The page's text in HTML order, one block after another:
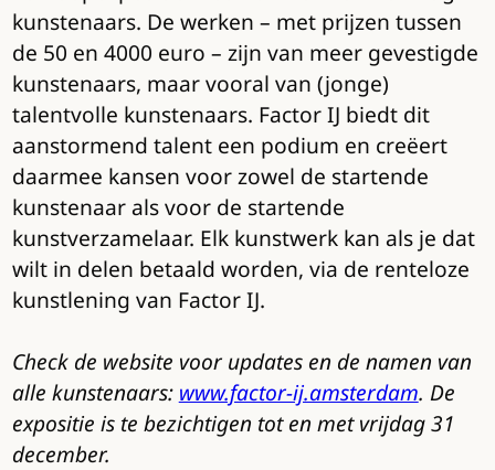
kunstenaars. De werken – met prijzen tussen
de 50 en 4000 euro – zijn van meer gevestigde
kunstenaars, maar vooral van (jonge)
talentvolle kunstenaars. Factor IJ biedt dit
aanstormend talent een podium en creëert
daarmee kansen voor zowel de startende
kunstenaar als voor de startende
kunstverzamelaar. Elk kunstwerk kan als je dat
wilt in delen betaald worden, via de renteloze
kunstlening van Factor IJ.
Check de website voor updates en de namen van
alle kunstenaars: www.factor-ij.amsterdam. De
expositie is te bezichtigen tot en met vrijdag 31
december.